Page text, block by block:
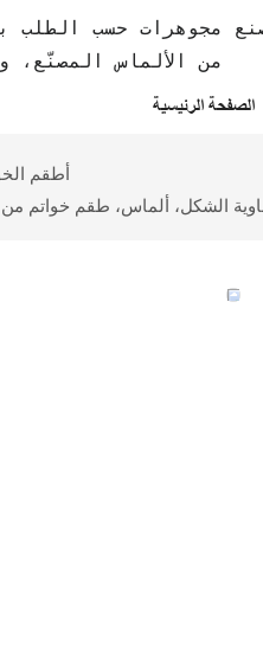
من الألماس المصنّع،
الصفحة الرئيسية
أطقم
ألماس، طقم خواتم من الذهب